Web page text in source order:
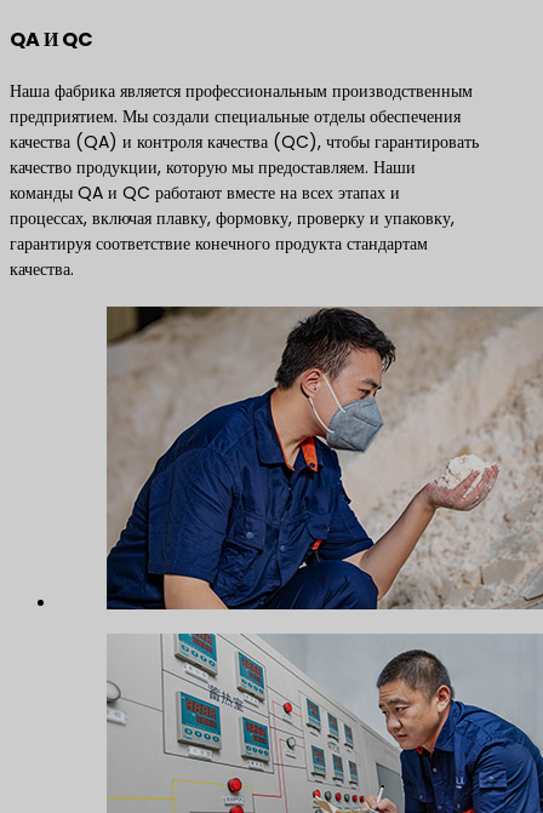
QA И QC
Наша фабрика является профессиональным производственным
предприятием. Мы создали специальные отделы обеспечения
качества (QA) и контроля качества (QC), чтобы гарантировать
качество продукции, которую мы предоставляем. Наши
команды QA и QC работают вместе на всех этапах и
процессах, включая плавку, формовку, проверку и упаковку,
гарантируя соответствие конечного продукта стандартам
качества.